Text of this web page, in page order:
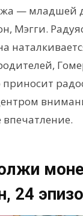
— младшей
Мэгги.
впечатление.
24